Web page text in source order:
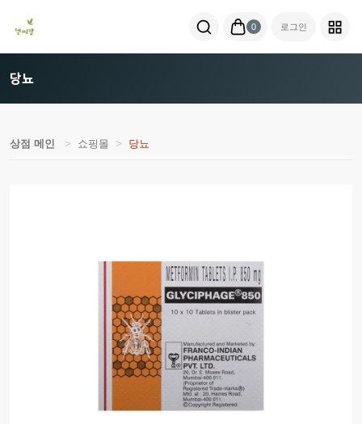
0 로그인
당뇨
상점 메인 쇼핑몰 당뇨